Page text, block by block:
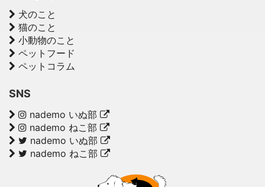
犬のこと
猫のこと
小動物のこと
ペットフード
ペットコラム
SNS
nademo いぬ部
nademo ねこ部
nademo いぬ部
nademo ねこ部